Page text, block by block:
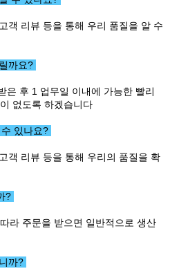
객 리뷰 등을 통해 우리 품질을 알 수
까요?
은 후 1 업무일 이내에 가능한 빨리
없도록 하겠습니다
있나요?
객 리뷰 등을 통해 우리의 품질을 확
?
라 주문을 받으면 일반적으로 생산
까?